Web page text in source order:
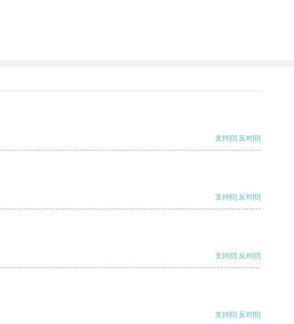
支持[0] 反对[0]
支持[0] 反对[0]
支持[0] 反对[0]
支持[0] 反对[0]